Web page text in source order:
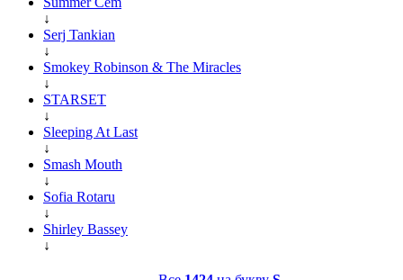
↓
Serj Tankian
↓
Smokey Robinson & The Miracles
↓
STARSET
↓
Sleeping At Last
↓
Smash Mouth
↓
Sofia Rotaru
↓
Shirley Bassey
↓